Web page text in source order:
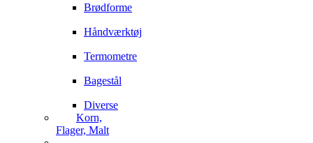
Brødforme
Håndværktøj
Termometre
Bagestål
Diverse
Korn,
Flager, Malt